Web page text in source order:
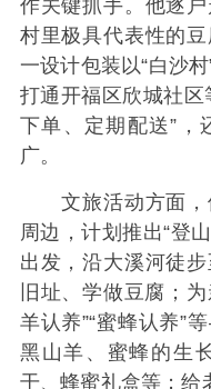
作关键抓手。他逐
村里极具代表性的
一设计包装以“白沙
打通开福区欣城社区
下单、定期配送”，
广。
文旅活动方面，
周边，计划推出“登
出发，沿大溪河徒
旧址、学做豆腐；
羊认养”“蜜蜂认养”
黑山羊、蜜蜂的生
干、蜂蜜礼盒等；给